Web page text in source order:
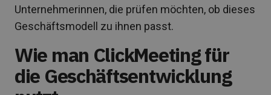
Unternehmerinnen, die prüfen möchten, ob dieses
Geschäftsmodell zu ihnen passt.
Wie man ClickMeeting für
die Geschäftsentwicklung